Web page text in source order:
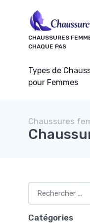
CHAUSSURES
CHAQUE PAS
Types de
pour Femmes
Chaussures
Catégories